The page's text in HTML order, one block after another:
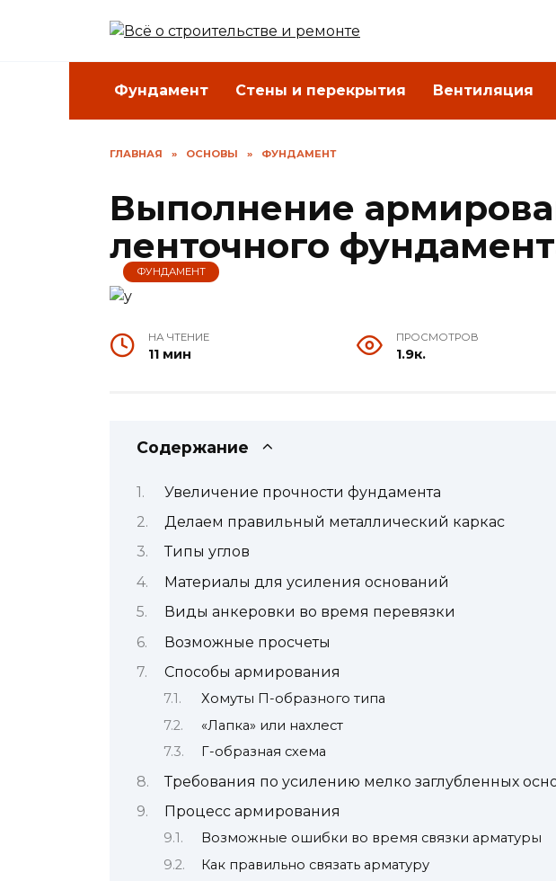
Фундамент Стены и перекрытия Вентиляция
ГЛАВНАЯ » ОСНОВЫ » ФУНДАМЕНТ
Выполнение
ленточного
ФУНДАМЕНТ
НА ЧТЕНИЕ
11 мин
ПРОСМОТРОВ
1.9к.
Содержание
Увеличение прочности фундамента
Делаем правильный металлический каркас
Типы углов
Материалы для усиления оснований
Виды анкеровки во время перевязки
Возможные просчеты
Способы армирования
Хомуты П-образного типа
«Лапка» или нахлест
Г-образная схема
Требования по усилению мелко заглубленных
Процесс армирования
Возможные ошибки во время связки арматуры
Как правильно связать арматуру